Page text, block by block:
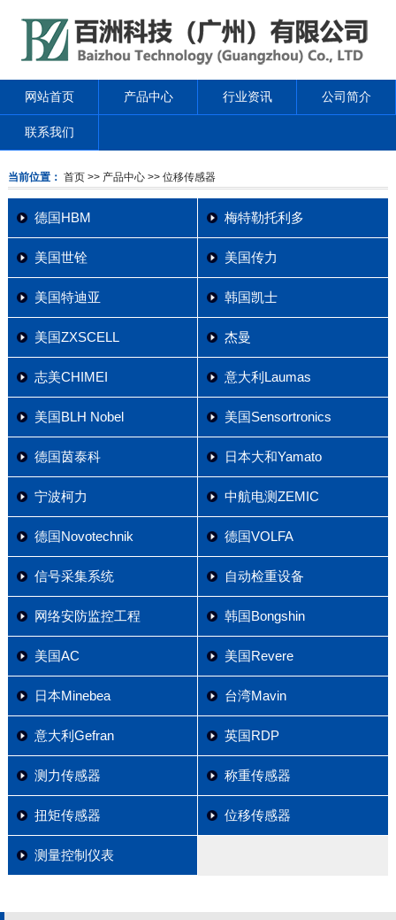
网站首页 产品中心 行业资讯 公司简介
联系我们
当前位置： 首页 >> 产品中心>> 位移传感器
德国HBM 梅特勒托利多
美国世铨 美国传力
美国特迪亚 韩国凯士
美国ZXSCELL 杰曼
志美CHIMEI 意大利Laumas
美国BLH Nobel 美国Sensortronics
德国茵泰科 日本大和Yamato
宁波柯力 中航电测ZEMIC
德国Novotechnik 德国VOLFA
信号采集系统 自动检重设备
网络安防监控工程 韩国Bongshin
美国AC 美国Revere
日本Minebea 台湾Mavin
意大利Gefran 英国RDP
测力传感器 称重传感器
扭矩传感器 位移传感器
测量控制仪表